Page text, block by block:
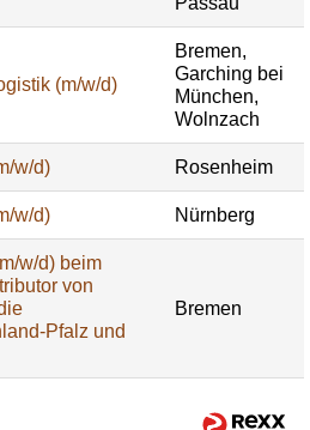
(m/w/d)
Bremen,
Garching bei
München,
Wolnzach
w/d) Rosenheim
w/d) Nürnberg
w/d) beim
von
Pfalz und
Bremen